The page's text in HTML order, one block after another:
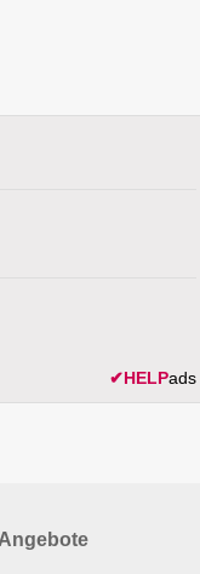
✔HELPads
Angebote